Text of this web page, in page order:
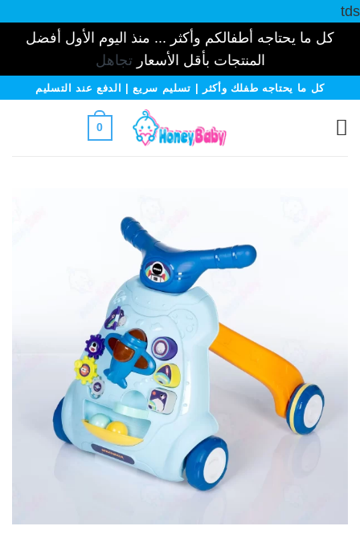
tds
كل ما يحتاجه أطفالكم وأكثر ... منذ اليوم الأول أفضل
المنتجات بأقل الأسعارتجاهل
تخطيكل ما يحتاجه طفلك وأكثر | تسليم سريع | الدفع عند التسليم
0